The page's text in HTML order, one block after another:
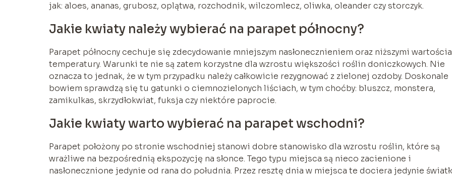
jak: aloes, ananas, grubosz, oplątwa, rozchodnik, wilczomlecz, oliwka, oleander czy storczyk.
Jakie kwiaty należy wybierać na parapet północny?
Parapet północny cechuje się zdecydowanie mniejszym nasłonecznieniem oraz niższymi
temperatury. Warunki te nie są zatem korzystne dla wzrostu większości roślin doniczkowych. Nie
oznacza to jednak, że w tym przypadku należy całkowicie rezygnować z zielonej ozdoby. Doskonale
bowiem sprawdzą się tu gatunki o ciemnozielonych liściach, w tym choćby: bluszcz, monstera,
zamikulkas, skrzydłokwiat, fuksja czy niektóre paprocie.
Jakie kwiaty warto wybierać na parapet wschodni?
Parapet położony po stronie wschodniej stanowi dobre stanowisko dla wzrostu roślin, które są
wrażliwe na bezpośrednią ekspozycję na słonce. Tego typu miejsca są nieco zacienione i
nasłonecznione jedynie od rana do południa. Przez resztę dnia w miejsca te dociera jedynie